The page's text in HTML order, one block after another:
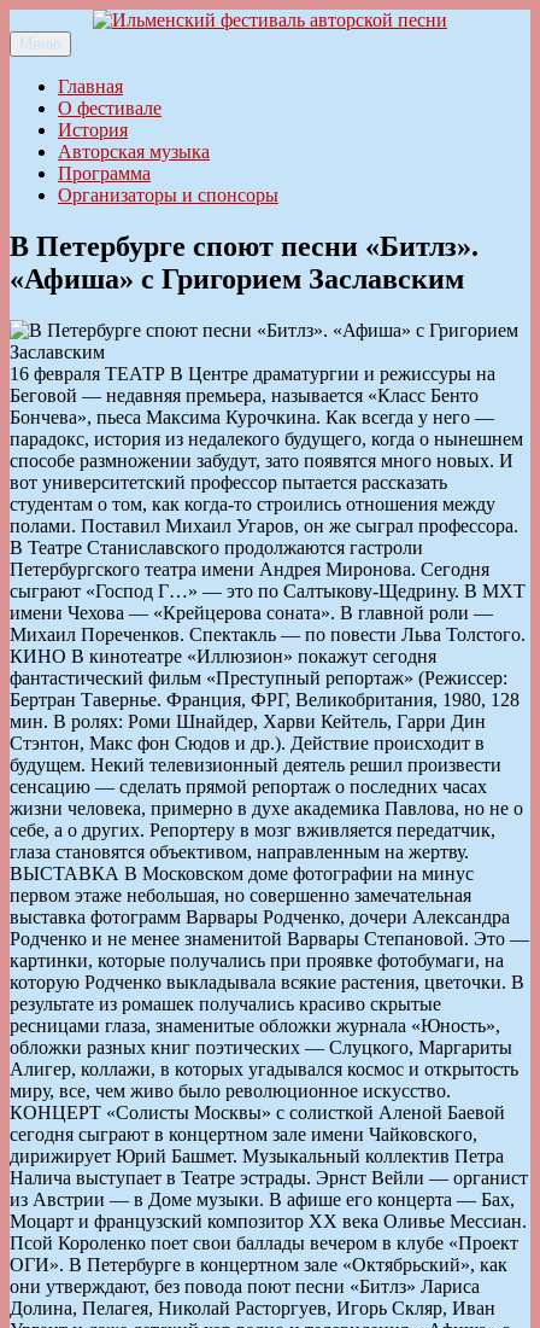
к
содержимому
Ильменский фестиваль авторской песни
Меню
Главная
О фестивале
История
Авторская музыка
Программа
Организаторы и спонсоры
В Петербурге споют песни «Битлз».
«Афиша» с Григорием Заславским
16 февраля ТЕАТР В Центре драматургии и режиссуры на
Беговой — недавняя премьера, называется «Класс Бенто
Бончева», пьеса Максима Курочкина. Как всегда у него —
парадокс, история из недалекого будущего, когда о нынешнем
способе размножении забудут, зато появятся много новых. И
вот университетский профессор пытается рассказать
студентам о том, как когда-то строились отношения между
полами. Поставил Михаил Угаров, он же сыграл профессора.
В Театре Станиславского продолжаются гастроли
Петербургского театра имени Андрея Миронова. Сегодня
сыграют «Господ Г…» — это по Салтыкову-Щедрину. В МХТ
имени Чехова — «Крейцерова соната». В главной роли —
Михаил Пореченков. Спектакль — по повести Льва Толстого.
КИНО В кинотеатре «Иллюзион» покажут сегодня
фантастический фильм «Преступный репортаж» (Режиссер:
Бертран Тавернье. Франция, ФРГ, Великобритания, 1980, 128
мин. В ролях: Роми Шнайдер, Харви Кейтель, Гарри Дин
Стэнтон, Макс фон Сюдов и др.). Действие происходит в
будущем. Некий телевизионный деятель решил произвести
сенсацию — сделать прямой репортаж о последних часах
жизни человека, примерно в духе академика Павлова, но не о
себе, а о других. Репортеру в мозг вживляется передатчик,
глаза становятся объективом, направленным на жертву.
ВЫСТАВКА В Московском доме фотографии на минус
первом этаже небольшая, но совершенно замечательная
выставка фотограмм Варвары Родченко, дочери Александра
Родченко и не менее знаменитой Варвары Степановой. Это —
картинки, которые получались при проявке фотобумаги, на
которую Родченко выкладывала всякие растения, цветочки. В
результате из ромашек получались красиво скрытые
ресницами глаза, знаменитые обложки журнала «Юность»,
обложки разных книг поэтических — Слуцкого, Маргариты
Алигер, коллажи, в которых угадывался космос и открытость
миру, все, чем живо было революционное искусство.
КОНЦЕРТ «Солисты Москвы» с солисткой Аленой Баевой
сегодня сыграют в концертном зале имени Чайковского,
дирижирует Юрий Башмет. Музыкальный коллектив Петра
Налича выступает в Театре эстрады. Эрнст Вейли — органист
из Австрии — в Доме музыки. В афише его концерта — Бах,
Моцарт и французский композитор ХХ века Оливье Мессиан.
Псой Короленко поет свои баллады вечером в клубе «Проект
ОГИ». В Петербурге в концертном зале «Октябрьский», как
они утверждают, без повода поют песни «Битлз» Лариса
Долина, Пелагея, Николай Расторгуев, Игорь Скляр, Иван